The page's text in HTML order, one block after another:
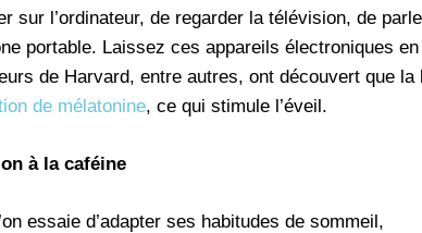
sur l’ordinateur, de regarder la télévision, de
portable. Laissez ces appareils électroniques
de Harvard, entre autres, ont découvert que la
de mélatonine, ce qui stimule l’éveil.
à la caféine
essaie d’adapter ses habitudes de sommeil,